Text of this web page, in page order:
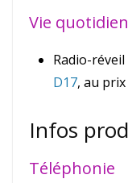
Vie
Radio-
D17, au prix
Infos
Téléphonie